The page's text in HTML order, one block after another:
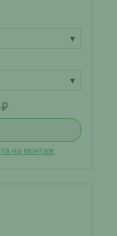
▾
▾
на монтаж